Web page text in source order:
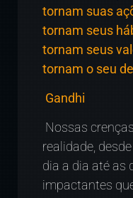
tornam suas
tornam seus
tornam seus
tornam o seu
Gandhi
Nossas
realidade,
dia a dia até as
impactantes